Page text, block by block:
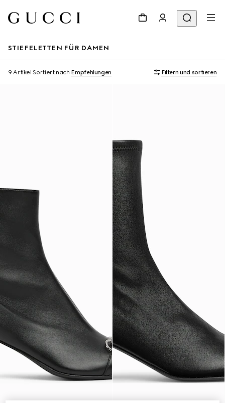
STIEFELETTEN FÜR DAMEN
9 Artikel Sortiert nach Empfehlungen Filtern und sortieren